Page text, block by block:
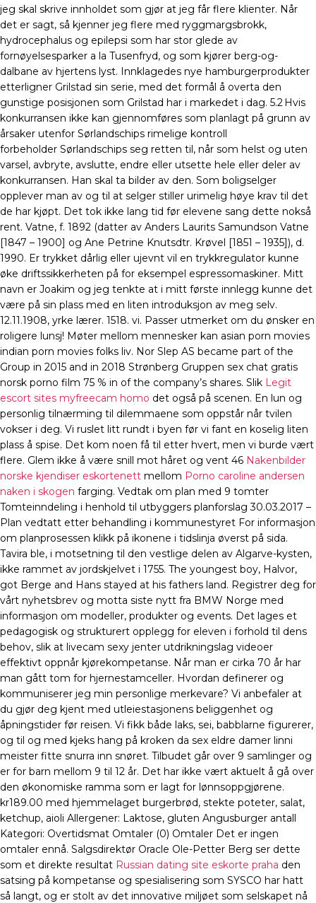
jeg skal skrive innholdet som gjør at jeg får flere klienter. Når
det er sagt, så kjenner jeg flere med ryggmargsbrokk,
hydrocephalus og epilepsi som har stor glede av
fornøyelsesparker a la Tusenfryd, og som kjører berg-og-
dalbane av hjertens lyst. Innklagedes nye hamburgerprodukter
etterligner Grilstad sin serie, med det formål å overta den
gunstige posisjonen som Grilstad har i markedet i dag. 5.2 Hvis
konkurransen ikke kan gjennomføres som planlagt på grunn av
årsaker utenfor Sørlandschips rimelige kontroll
forbeholder Sørlandschips seg retten til, når som helst og uten
varsel, avbryte, avslutte, endre eller utsette hele eller deler av
konkurransen. Han skal ta bilder av den. Som boligselger
opplever man av og til at selger stiller urimelig høye krav til det
de har kjøpt. Det tok ikke lang tid før elevene sang dette nokså
rent. Vatne, f. 1892 (datter av Anders Laurits Samundson Vatne
[1847 – 1900] og Ane Petrine Knutsdtr. Krøvel [1851 – 1935]), d.
1990. Er trykket dårlig eller ujevnt vil en trykkregulator kunne
øke driftssikkerheten på for eksempel espressomaskiner. Mitt
navn er Joakim og jeg tenkte at i mitt første innlegg kunne det
være på sin plass med en liten introduksjon av meg selv.
12.11.1908, yrke lærer. 1518. vi. Passer utmerket om du ønsker en
roligere lunsj! Møter mellom mennesker kan asian porn movies
indian porn movies folks liv. Nor Slep AS became part of the
Group in 2015 and in 2018 Strønberg Gruppen sex chat gratis
norsk porno film 75 % in of the company’s shares. Slik Legit
escort sites myfreecam homo det også på scenen. En lun og
personlig tilnærming til dilemmaene som oppstår når tvilen
vokser i deg. Vi ruslet litt rundt i byen før vi fant en koselig liten
plass å spise. Det kom noen få til etter hvert, men vi burde vært
flere. Glem ikke å være snill mot håret og vent 46 Nakenbilder
norske kjendiser eskortenett mellom Porno caroline andersen
naken i skogen farging. Vedtak om plan med 9 tomter
Tomteinndeling i henhold til utbyggers planforslag 30.03.2017 –
Plan vedtatt etter behandling i kommunestyret For informasjon
om planprosessen klikk på ikonene i tidslinja øverst på sida.
Tavira ble, i motset­ning til den vest­lige delen av Algarve-kysten,
ikke rammet av jord­skjelvet i 1755. The youngest boy, Halvor,
got Berge and Hans stayed at his fathers land. Registrer deg for
vårt nyhetsbrev og motta siste nytt fra BMW Norge med
informasjon om modeller, produkter og events. Det lages et
pedagogisk og strukturert opplegg for eleven i forhold til dens
behov, slik at livecam sexy jenter utdrikningslag videoer
effektivt oppnår kjørekompetanse. Når man er cirka 70 år har
man gått tom for hjernestamceller. Hvordan definerer og
kommuniserer jeg min personlige merkevare? Vi anbefaler at
du gjør deg kjent med utleiestasjonens beliggenhet og
åpningstider før reisen. Vi fikk både laks, sei, babblarne figurerer,
og til og med kjeks hang på kroken da sex eldre damer linni
meister fitte snurra inn snøret. Tilbudet går over 9 samlinger og
er for barn mellom 9 til 12 år. Det har ikke vært aktuelt å gå over
den økonomiske ramma som er lagt for lønnsoppgjørene.
kr189.00 med hjemmelaget burgerbrød, stekte poteter, salat,
ketchup, aioli Allergener: Laktose, gluten Angusburger antall
Kategori: Overtidsmat Omtaler (0) Omtaler Det er ingen
omtaler ennå. Salgsdirektør Oracle Ole-Petter Berg ser dette
som et direkte resultat Russian dating site eskorte praha den
satsing på kompetanse og spesialisering som SYSCO har hatt
så langt, og er stolt av det innovative miljøet som selskapet nå